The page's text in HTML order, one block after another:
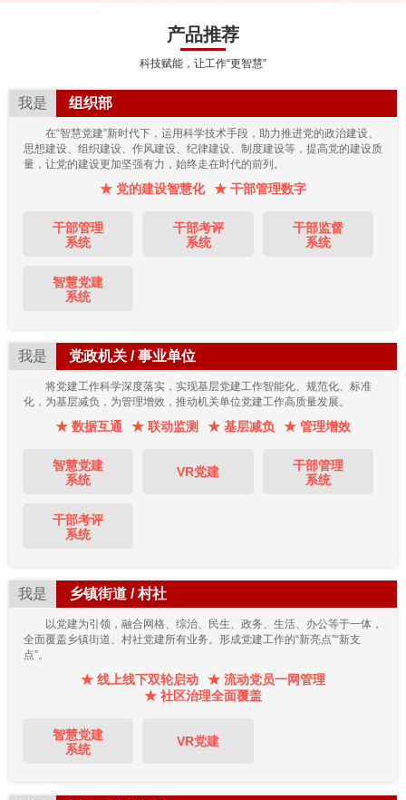
产品推荐
科技赋能，让工作“更智慧”
我是 组织部
在“智慧党建”新时代下，运用科学技术手段，助力推进党的政治建设、
思想建设、组织建设、作风建设、纪律建设、制度建设等，提高党的建设质
量，让党的建设更加坚强有力，始终走在时代的前列。
★ 党的建设智慧化 ★ 干部管理数字
干部管理
系统
干部考评
系统
干部监督
系统
智慧党建
系统
我是 党政机关 / 事业单位
将党建工作科学深度落实，实现基层党建工作智能化、规范化、标准
化，为基层减负，为管理增效，推动机关单位党建工作高质量发展。
★ 数据互通 ★ 联动监测 ★ 基层减负 ★ 管理增效
智慧党建
系统
VR党建
干部管理
系统
干部考评
系统
我是 乡镇街道 / 村社
以党建为引领，融合网格、综治、民生、政务、生活、办公等于一体，
全面覆盖乡镇街道、村社党建所有业务。形成党建工作的“新亮点”“新支
点”。
★ 线上线下双轮启动
★ 流动党员一网管理
★ 社区治理全面覆盖
智慧党建
系统
VR党建